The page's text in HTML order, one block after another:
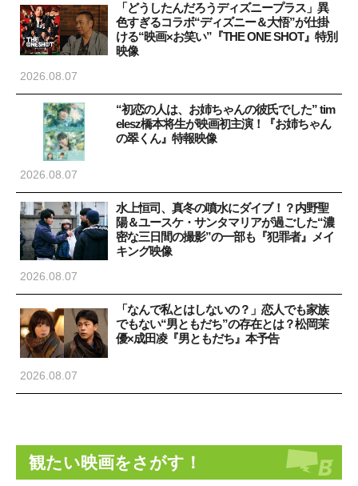
「どうしたんだろうディズニープラス」異
色すぎるコラボ“ディズニー＆大悟”が仕掛
ける“映画×お笑い”『THE ONE SHOT』特別
映像
2026.08.07
“初恋の人は、お姉ちゃんの彼氏でした” tim
elesz橋本将生が映画初主演！『お姉ちゃん
の翠くん』特報映像
2026.08.07
水上恒司、真冬の噴水にダイブ！？内野聖
陽＆ユースケ・サンタマリアが過ごした“濃
密な三日間の撮影”の一部も『犯罪者』メイ
キング映像
2026.08.07
「なんで私とはしないの？」恋人でも家族
でもない“男ともだち”の存在とは？松岡茉
優×成田凌『男ともだち』本予告
2026.08.07
観たい映画をさがす！